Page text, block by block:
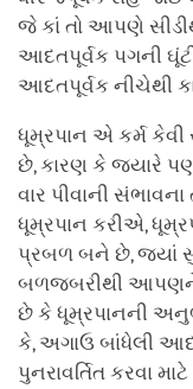
જે કાં તો આપણે
આદતપૂર્વક પગની
આદતપૂર્વક નીચેથી
ધૂમ્રપાન એ કર્મ
છે, કારણ કે જ્યારે
વાર પીવાની
ધૂમ્રપાન કરીએ,
પ્રબળ બને છે, જ્યાં
બળજબરીથી આપણને
છે કે ધૂમ્રપાનની
કે, અગાઉ બાંધેલી
પુનરાવર્તિત કરવા